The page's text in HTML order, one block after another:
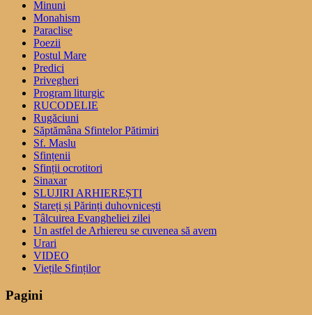
Minuni
Monahism
Paraclise
Poezii
Postul Mare
Predici
Privegheri
Program liturgic
RUCODELIE
Rugăciuni
Săptămâna Sfintelor Pătimiri
Sf. Maslu
Sfințenii
Sfinții ocrotitori
Sinaxar
SLUJIRI ARHIEREȘTI
Stareți și Părinți duhovnicești
Tâlcuirea Evangheliei zilei
Un astfel de Arhiereu se cuvenea să avem
Urari
VIDEO
Viețile Sfinților
Pagini